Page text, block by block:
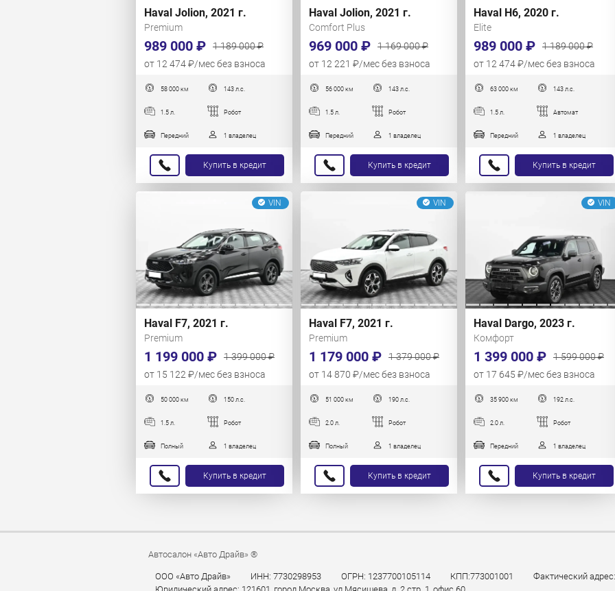
Haval Jolion, 2021 г.
Premium
989 000 ₽
1 189 000 ₽
от 12 474 ₽/мес без взноса
58 000 км 143 л.с.
1.5 л. Робот
Передний 1 владелец
Купить в кредит
Haval Jolion, 2021 г.
Comfort Plus
969 000 ₽
1 169 000 ₽
от 12 221 ₽/мес без взноса
56 000 км 143 л.с.
1.5 л. Робот
Передний 1 владелец
Купить в кредит
Haval H6, 2020 г.
Elite
989 000 ₽
1 189 000 ₽
от 12 474 ₽/мес без взноса
63 000 км 143 л.с.
1.5 л. Автомат
Передний 1 владелец
Купить в кредит
VIN
Haval F7, 2021 г.
Premium
1 199 000 ₽
1 399 000 ₽
от 15 122 ₽/мес без взноса
50 000 км 150 л.с.
1.5 л. Робот
Полный 1 владелец
Купить в кредит
VIN
Haval F7, 2021 г.
Premium
1 179 000 ₽
1 379 000 ₽
от 14 870 ₽/мес без взноса
51 000 км 190 л.с.
2.0 л. Робот
Полный 1 владелец
Купить в кредит
VIN
Haval Dargo, 2023 г.
Комфорт
1 399 000 ₽
1 599 000 ₽
от 17 645 ₽/мес без взноса
35 900 км 192 л.с.
2.0 л. Робот
Передний 1 владелец
Купить в кредит
Автосалон «Авто Драйв» ®
ООО «Авто Драйв» ИНН: 7730298953 ОГРН: 1237700105114 КПП:773001001
Фактический